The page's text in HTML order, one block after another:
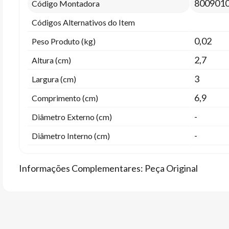
Código Montadora
Códigos Alternativos do Item
Peso Produto (kg)
0,02
Altura (cm) 2,7
Largura (cm) 3
Comprimento (cm) 6,9
Diâmetro Externo (cm) -
Diâmetro Interno (cm) -
Informações Complementares: Peça Original